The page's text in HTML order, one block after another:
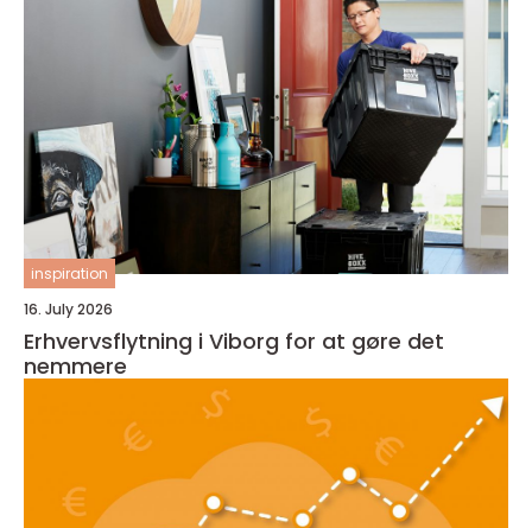
inspiration
16. July 2026
Erhvervsflytning i Viborg for at gøre det
nemmere